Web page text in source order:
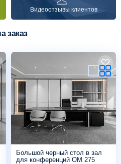
Видеоотзывы клиентов
заказ
Большой черный стол в зал
для конференций OM 275